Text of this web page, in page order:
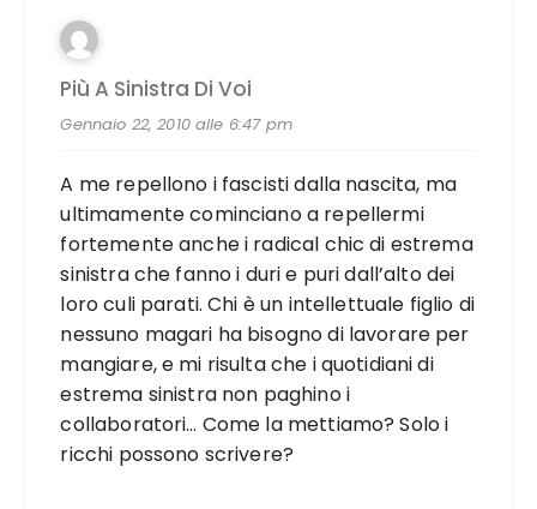
Più A Sinistra Di Voi
Gennaio 22, 2010 alle 6:47 pm
A me repellono i fascisti dalla nascita, ma
ultimamente cominciano a repellermi
fortemente anche i radical chic di estrema
sinistra che fanno i duri e puri dall’alto dei
loro culi parati. Chi è un intellettuale figlio di
nessuno magari ha bisogno di lavorare per
mangiare, e mi risulta che i quotidiani di
estrema sinistra non paghino i
collaboratori… Come la mettiamo? Solo i
ricchi possono scrivere?